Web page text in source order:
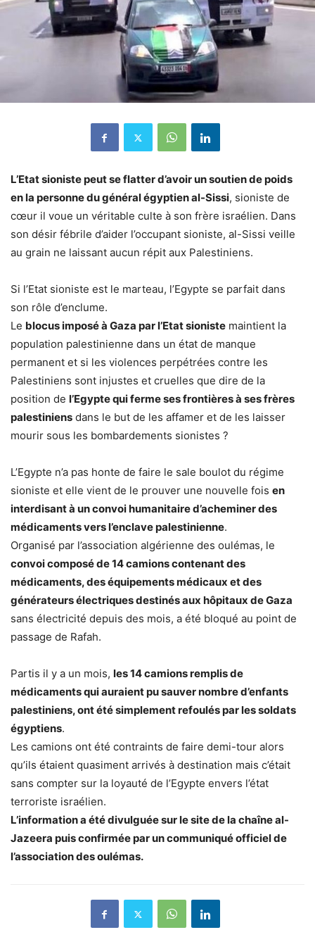
L’Etat sioniste peut se flatter d’avoir un soutien de poids
en la personne du général égyptien al-Sissi, sioniste de
cœur il voue un véritable culte à son frère israélien. Dans
son désir fébrile d’aider l’occupant sioniste, al-Sissi veille
au grain ne laissant aucun répit aux Palestiniens.
Si l’Etat sioniste est le marteau, l’Egypte se parfait dans
son rôle d’enclume.
Le blocus imposé à Gaza par l’Etat sioniste maintient la
population palestinienne dans un état de manque
permanent et si les violences perpétrées contre les
Palestiniens sont injustes et cruelles que dire de la
position de l’Egypte qui ferme ses frontières à ses frères
palestiniens dans le but de les affamer et de les laisser
mourir sous les bombardements sionistes ?
L’Egypte n’a pas honte de faire le sale boulot du régime
sioniste et elle vient de le prouver une nouvelle fois en
interdisant à un convoi humanitaire d’acheminer des
médicaments vers l’enclave palestinienne.
Organisé par l’association algérienne des oulémas, le
convoi composé de 14 camions contenant des
médicaments, des équipements médicaux et des
générateurs électriques destinés aux hôpitaux de Gaza
sans électricité depuis des mois, a été bloqué au point de
passage de Rafah.
Partis il y a un mois, les 14 camions remplis de
médicaments qui auraient pu sauver nombre d’enfants
palestiniens, ont été simplement refoulés par les soldats
égyptiens.
Les camions ont été contraints de faire demi-tour alors
qu’ils étaient quasiment arrivés à destination mais c’était
sans compter sur la loyauté de l’Egypte envers l’état
terroriste israélien.
L’information a été divulguée sur le site de la chaîne al-
Jazeera puis confirmée par un communiqué officiel de
l’association des oulémas.